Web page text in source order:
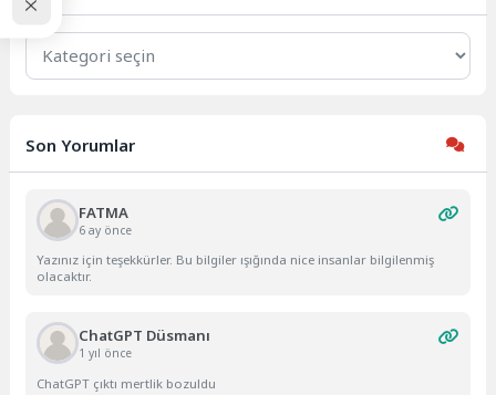
Kategoriler
Son Yorumlar
FATMA
6 ay önce
Yazınız için teşekkürler. Bu bilgiler ışığında nice insanlar bilgilenmiş
olacaktır.
ChatGPT Düsmanı
1 yıl önce
ChatGPT çıktı mertlik bozuldu